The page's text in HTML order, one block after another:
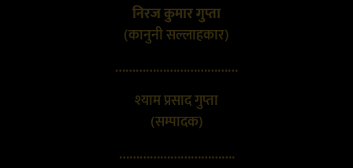
निरज कुमार गुप्ता
(कानुनी सल्लाहकार)
………………………………
श्याम प्रसाद गुप्ता
(सम्पादक)
…………………………….